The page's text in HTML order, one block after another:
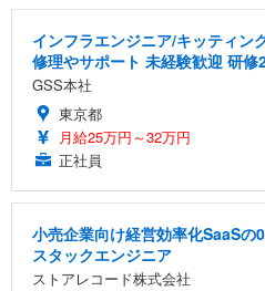
インフラエンジニア/キッティン
修理やサポート 未経験歓迎 研修
GSS本社
東京都
月給25万円～32万円
正社員
小売企業向け経営効率化SaaS
スタックエンジニア
ストアレコード株式会社